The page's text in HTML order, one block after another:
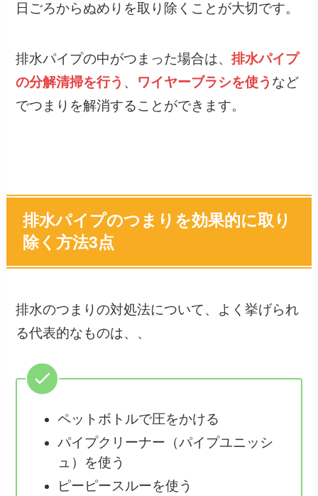
日ごろからぬめりを取り除くことが大切です。
排水パイプの中がつまった場合は、排水パイプ
の分解清掃を行う 、 ワイヤーブラシを使う など
でつまりを解消することができます。
排水パイプのつまりを効果的に取り
除く方法3点
排水のつまりの対処法について、よく挙げられ
る代表的なものは、、
ペットボトルで圧をかける
パイプクリーナー（パイプユニッシ
ュ）を使う
ピーピースルーを使う